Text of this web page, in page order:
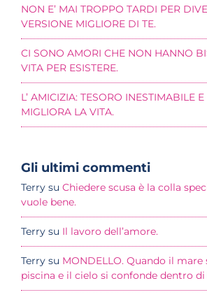
NON E’ MAI TROPPO TARDI PER
VERSIONE MIGLIORE DI TE.
CI SONO AMORI CHE NON HANNO
VITA PER ESISTERE.
L’ AMICIZIA: TESORO INESTIMABILE
MIGLIORA LA VITA.
Gli ultimi commenti
Terry su Chiedere scusa è la colla
vuole bene.
Terry su Il lavoro dell’amore.
Terry su MONDELLO. Quando il mare
piscina e il cielo si confonde dentro di